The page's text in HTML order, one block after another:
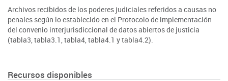
Archivos recibidos de los poderes judiciales referidos a causas no
penales según lo establecido en el Protocolo de implementación
del convenio interjurisdiccional de datos abiertos de justicia
(tabla3, tabla3.1, tabla4, tabla4.1 y tabla4.2).
Recursos disponibles